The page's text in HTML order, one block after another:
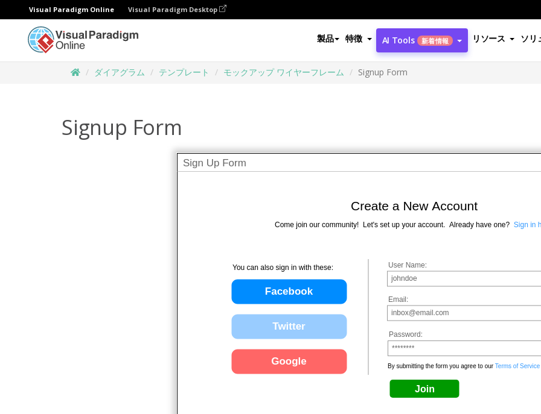
Visual Paradigm Online Visual Paradigm Desktop
製品 特徴 AI Tools 新着情報 リソース ソリ
ダイアグラム テンプレート モックアップ ワイヤーフレーム Signup Form
Signup Form